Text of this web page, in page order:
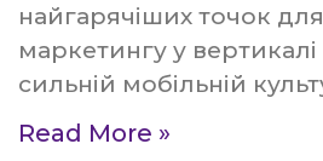
найгарячіших точок
маркетингу у
сильній мобільній
Read More »